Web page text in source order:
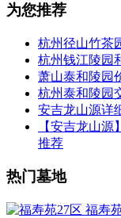
为您推荐
杭州径山竹茶
杭州钱江陵园
萧山泰和陵园
杭州泰和陵园
安吉龙山源详
【安吉龙山
推荐
热门墓地
福寿